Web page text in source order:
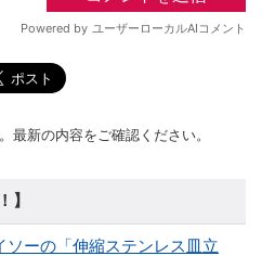
最新の内容をご確認ください。
】
ソーの「伸縮ステンレス皿立